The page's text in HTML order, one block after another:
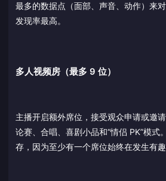
最多的数据点（面部、声音、动作）来
发现率最高。
多人视频房（最多 9 位）
主播开启额外席位，接受观众申请或邀
论赛、合唱、喜剧小品和“情侣 PK”模式
存，因为至少有一个席位始终在发生有趣